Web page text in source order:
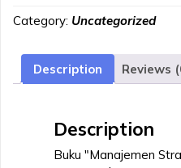
Daya
di
Category: Uncategorized
Description Reviews
Description
Buku "Manajemen